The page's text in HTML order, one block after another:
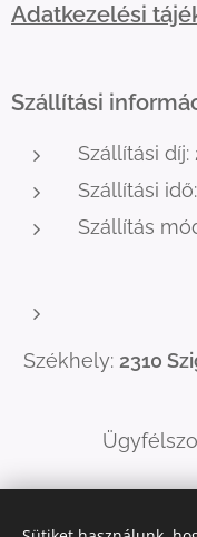
Adatkezelési
Szállítási
Szállítási
Szállítási
Szállítás
Székhely: 2310